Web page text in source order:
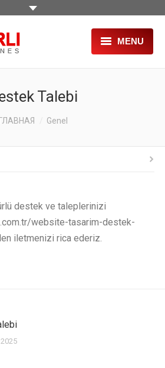
MENU
О НАС
ПРОДУКЦИЯ
СТАНКИ Б/У
ВЫСТАВКИ
Talebi
ГЛАВНАЯ Genel
destek ve taleplerinizi
website-tasarim-destek-
iletmenizi rica ederiz.